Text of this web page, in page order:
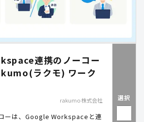
連携のノーコー
ラクモ) ワーク
rakumo 株式会社
ーは、Google Workspaceと連
選択